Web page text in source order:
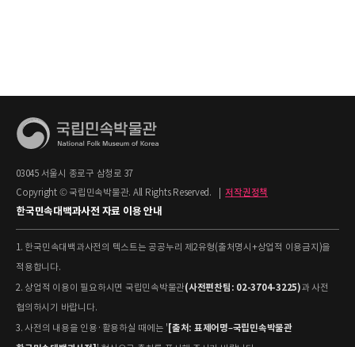
03045 서울시 종로구 삼청로 37
Copyright © 국립민속박물관. All Rights Reserved.
저작권정책
한국민속대백과사전 자료 이용 안내
1. 한국민속대백과사전의 텍스트는 공공누리 제2유형(출처명시+상업적 이용금지)을
적용합니다.
2. 상업적 이용이 필요하시면 국립민속박물관(사전편찬팀: 02-3704-3225)과 사전
협의하시기 바랍니다.
3. 사전의 내용을 인용·활용하실 때에는 ' [출처: 표제어명–국립민속박물관